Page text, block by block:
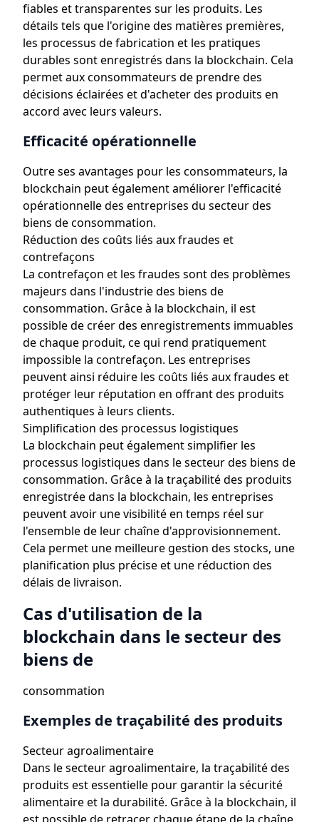
fiables et transparentes sur les produits. Les
détails tels que l'origine des matières premières,
les processus de fabrication et les pratiques
durables sont enregistrés dans la blockchain. Cela
permet aux consommateurs de prendre des
décisions éclairées et d'acheter des produits en
accord avec leurs valeurs.
Efficacité opérationnelle
Outre ses avantages pour les consommateurs, la
blockchain peut également améliorer l'efficacité
opérationnelle des entreprises du secteur des
biens de consommation.
Réduction des coûts liés aux fraudes et
contrefaçons
La contrefaçon et les fraudes sont des problèmes
majeurs dans l'industrie des biens de
consommation. Grâce à la blockchain, il est
possible de créer des enregistrements immuables
de chaque produit, ce qui rend pratiquement
impossible la contrefaçon. Les entreprises
peuvent ainsi réduire les coûts liés aux fraudes et
protéger leur réputation en offrant des produits
authentiques à leurs clients.
Simplification des processus logistiques
La blockchain peut également simplifier les
processus logistiques dans le secteur des biens de
consommation. Grâce à la traçabilité des produits
enregistrée dans la blockchain, les entreprises
peuvent avoir une visibilité en temps réel sur
l'ensemble de leur chaîne d'approvisionnement.
Cela permet une meilleure gestion des stocks, une
planification plus précise et une réduction des
délais de livraison.
Cas d'utilisation de la
blockchain dans le secteur des
biens de
consommation
Exemples de traçabilité des produits
Secteur agroalimentaire
Dans le secteur agroalimentaire, la traçabilité des
produits est essentielle pour garantir la sécurité
alimentaire et la durabilité. Grâce à la blockchain, il